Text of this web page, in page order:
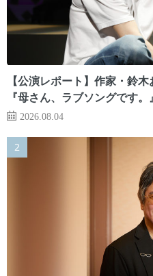
【公演レポート】作家・鈴
『母さん、ラブソングです。』
2026.08.04